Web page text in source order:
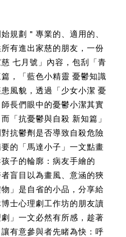
規劃＂專業的、適用的、
有進出家慈的朋友，一份
七月號」內容，包刮「青
，「藍色小精靈 憂鬱知識
風貌，透過「少女小潔 憂
長們眼中的憂鬱小潔其實
「抗憂鬱與自殺 新知篇」
抗鬱劑是否導致自殺危險
的「馬達小子」一文點畫
子的輪廓：病友手繪的
者盲目以為畫風、意涵的狹
」是自省的小品，分享給
士心理劇工作坊的朋友讀
」一文必然有所感，趁著
有意參與者先睹為快：呼